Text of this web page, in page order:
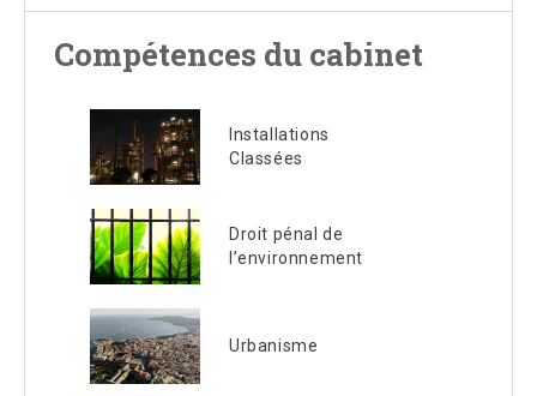
Compétences du cabinet
Installations
Classées
Droit pénal de
l’environnement
Urbanisme